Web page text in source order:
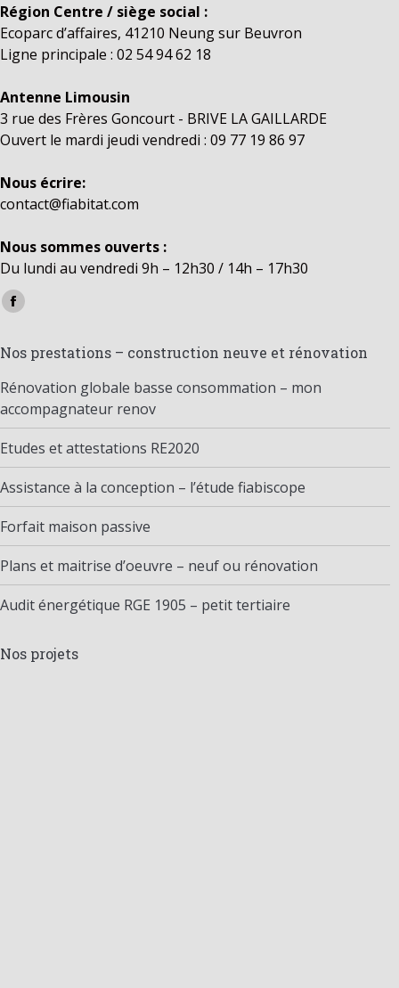
Région Centre / siège social :
Ecoparc d’affaires, 41210 Neung sur Beuvron
Ligne principale : 02 54 94 62 18
Antenne Limousin
3 rue des Frères Goncourt - BRIVE LA GAILLARDE
Ouvert le mardi jeudi vendredi : 09 77 19 86 97
Nous écrire:
contact@fiabitat.com
Nous sommes ouverts :
Du lundi au vendredi 9h – 12h30 / 14h – 17h30
Trouvez nous sur :
Facebook
opens
in
new
window
Nos prestations – construction neuve et rénovation
Rénovation globale basse consommation – mon
accompagnateur renov
Etudes et attestations RE2020
Assistance à la conception – l’étude fiabiscope
Forfait maison passive
Plans et maitrise d’oeuvre – neuf ou rénovation
Audit énergétique RGE 1905 – petit tertiaire
Nos projets